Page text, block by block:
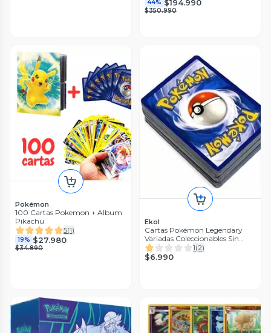
44% $194.990
$350.990
Pokémon
100 Cartas Pokemon + Album
Pikachu
5(1)
19% $27.980
$34.890
Ekol
Cartas Pokémon Legendary
Variadas Coleccionables Sin
Repetir
1(2)
$6.990